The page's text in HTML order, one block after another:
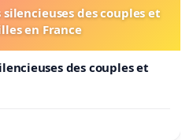
des couples et
en France
des couples et